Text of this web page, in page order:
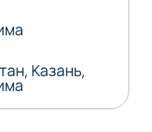
Казань,